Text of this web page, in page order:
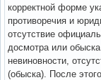
корректной форме
противоречия и
отсутствие
досмотра или
невиновности,
(обыска). После